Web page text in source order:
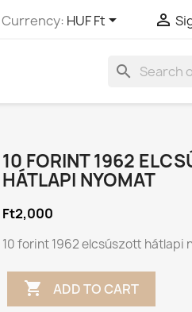
Currency: HUF Ft 
search
10 FORINT 1962
HÁTLAPI NYOMAT
Ft2,000
10 forint 1962 elcsúszott hátlapi
 ADD TO CART